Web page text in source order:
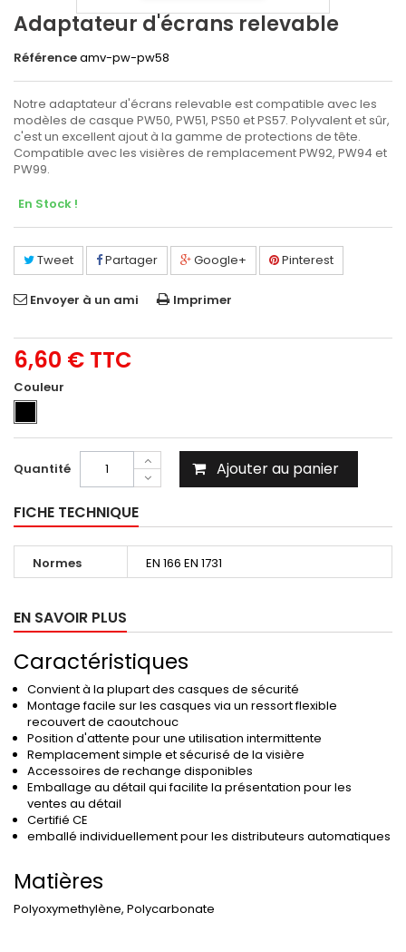
Adaptateur d'écrans relevable
Référenceamv-pw-pw58
Notre adaptateur d'écrans relevable est compatible avec les
modèles de casque PW50, PW51, PS50 et PS57. Polyvalent et sûr,
c'est un excellent ajout à la gamme de protections de tête.
Compatible avec les visières de remplacement PW92, PW94 et
PW99.
En Stock !
Tweet Partager Google+ Pinterest
Envoyer à un ami Imprimer
6,60 € TTC
Couleur
Quantité Ajouter au panier
FICHE TECHNIQUE
Normes EN 166 EN 1731
EN SAVOIR PLUS
Caractéristiques
Convient à la plupart des casques de sécurité
Montage facile sur les casques via un ressort flexible
recouvert de caoutchouc
Position d'attente pour une utilisation intermittente
Remplacement simple et sécurisé de la visière
Accessoires de rechange disponibles
Emballage au détail qui facilite la présentation pour les
ventes au détail
Certifié CE
emballé individuellement pour les distributeurs automatiques
Matières
Polyoxymethylène, Polycarbonate